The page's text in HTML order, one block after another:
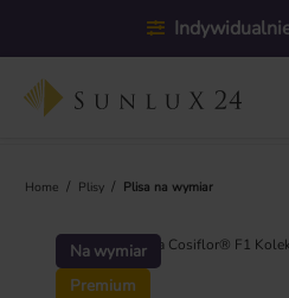
Przejdź do głównej zawartości
Home / Plisy / Plisa na wymiar
Na wymiar
Premium
Pomiń galerię zdjęć